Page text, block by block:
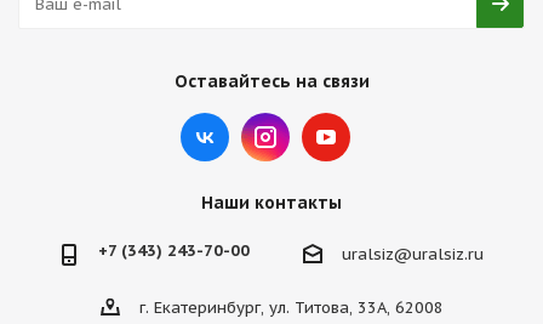
Оставайтесь на связи
Наши контакты
+7 (343) 243-70-00 uralsiz@uralsiz.ru
г. Екатеринбург, ул. Титова, 33А, 62008